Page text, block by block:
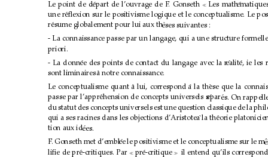
Le point de d´
epart de l’ouvrage de F. Gonseth  Les math´
une r´
eﬂexion sur le positivisme logique et le conceptualisme. Le
r´
esume globalement pour lui aux th`
eses suivantes :
- La connaissance passe par un langage, qui a une structure
priori.
- La donn´
ee des points de contact du langage avec la r´
ealit´
e, ie les r
sont liminaires `
a notre connaissance.
Le conceptualisme quant `
a lui, correspond `
a la th`ese que la
passe par l’appr´
ehension de concepts universels s´
epar´
es. On
du statut des concepts universels est une question classique de la
qui a ses racines dans les objections d’Aristote `
a la th´
eorie
tion aux id´
ees.
F. Gonseth met d’embl´
ee le positivisme et le conceptualisme sur le mˆ
liﬁe de pr´
e-critiques. Par  pr´
e-critique  il entend qu’ils